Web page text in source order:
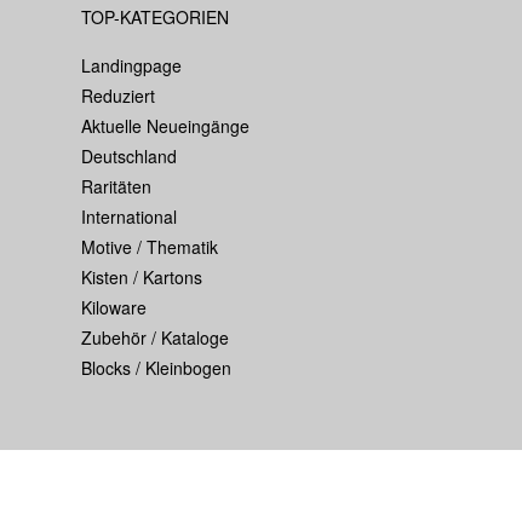
TOP-KATEGORIEN
Landingpage
Reduziert
Aktuelle Neueingänge
Deutschland
Raritäten
International
Motive / Thematik
Kisten / Kartons
Kiloware
Zubehör / Kataloge
Blocks / Kleinbogen